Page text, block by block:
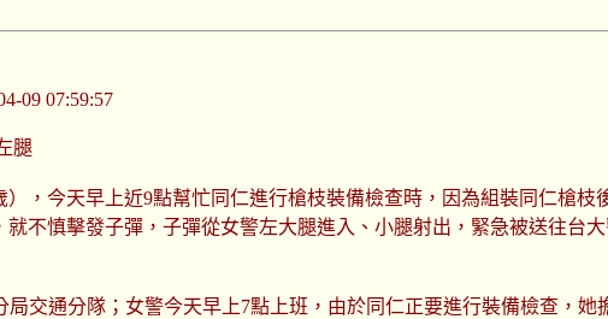
09 07:59:57
腿
，今天早上近9點幫忙同仁進行槍枝裝備檢查時，因為組裝同仁槍枝
不慎擊發子彈，子彈從女警左大腿進入、小腿射出，緊急被送往台
交通分隊；女警今天早上7點上班，由於同仁正要進行裝備檢查，